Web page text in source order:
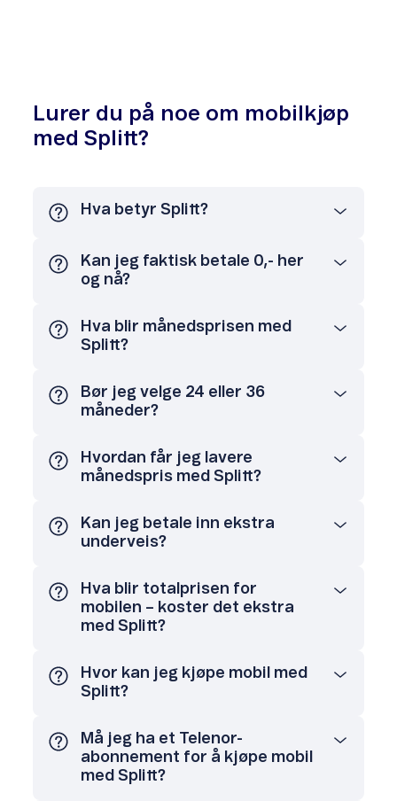
Lurer du på noe om mobilkjøp
med Splitt?
Hva betyr Splitt?
Kan jeg faktisk betale 0,- her
og nå?
Hva blir månedsprisen med
Splitt?
Bør jeg velge 24 eller 36
måneder?
Hvordan får jeg lavere
månedspris med Splitt?
Kan jeg betale inn ekstra
underveis?
Hva blir totalprisen for
mobilen – koster det ekstra
med Splitt?
Hvor kan jeg kjøpe mobil med
Splitt?
Må jeg ha et Telenor-
abonnement for å kjøpe mobil
med Splitt?